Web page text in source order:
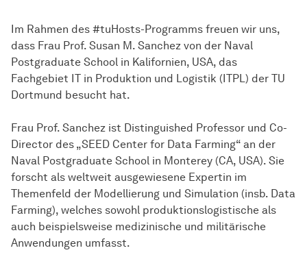
Im Rahmen des #tuHosts-Programms freuen wir uns,
dass Frau Prof. Susan M. Sanchez von der Naval
Postgraduate School in Kalifornien, USA, das
Fachgebiet IT in Produktion und Logistik (ITPL) der TU
Dortmund besucht hat.
Frau Prof. Sanchez ist Distinguished Professor und Co-
Director des „SEED Center for Data Farming“ an der
Naval Postgraduate School in Monterey (CA, USA). Sie
forscht als weltweit ausgewiesene Expertin im
Themenfeld der Modellierung und Simulation (insb. Data
Farming), welches sowohl produktionslogistische als
auch beispielsweise medizinische und militärische
Anwendungen umfasst.